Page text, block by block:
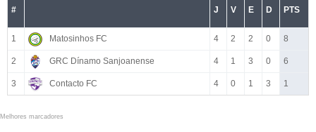
# J V E D PTS
1 Matosinhos FC 4 2 2 0 8
2 GRC Dínamo Sanjoanense 4 1 3 0 6
3 Contacto FC 4 0 1 3 1
Melhores marcadores